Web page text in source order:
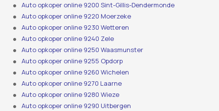
Auto opkoper online 9200 Sint-Gillis-Dendermonde
Auto opkoper online 9220 Moerzeke
Auto opkoper online 9230 Wetteren
Auto opkoper online 9240 Zele
Auto opkoper online 9250 Waasmunster
Auto opkoper online 9255 Opdorp
Auto opkoper online 9260 Wichelen
Auto opkoper online 9270 Laarne
Auto opkoper online 9280 Wieze
Auto opkoper online 9290 Uitbergen